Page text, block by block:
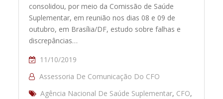
consolidou, por meio da Comissão de Saúde
Suplementar, em reunião nos dias 08 e 09 de
outubro, em Brasília/DF, estudo sobre falhas e
discrepâncias…
11/10/2019
Assessoria De Comunicação Do CFO
Agência Nacional De Saúde Suplementar, CFO,